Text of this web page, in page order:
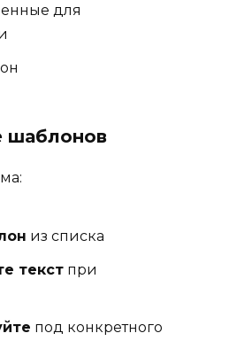
для
шаблонов
из списка
текст при
под конкретного